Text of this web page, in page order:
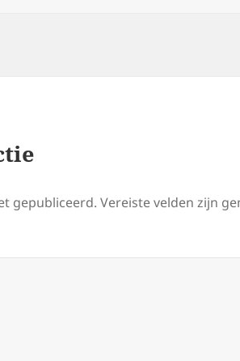
gepubliceerd. Vereiste velden zijn